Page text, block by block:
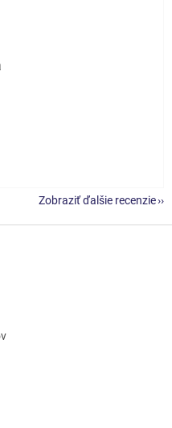
je 5 z 5 hviezdičiek.
je 5 z 5 hviezdičiek.
Zobraziť ďalšie recenzie